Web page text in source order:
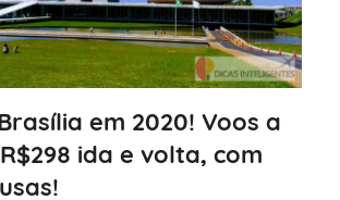
em 2020! Voos a
ida e volta, com